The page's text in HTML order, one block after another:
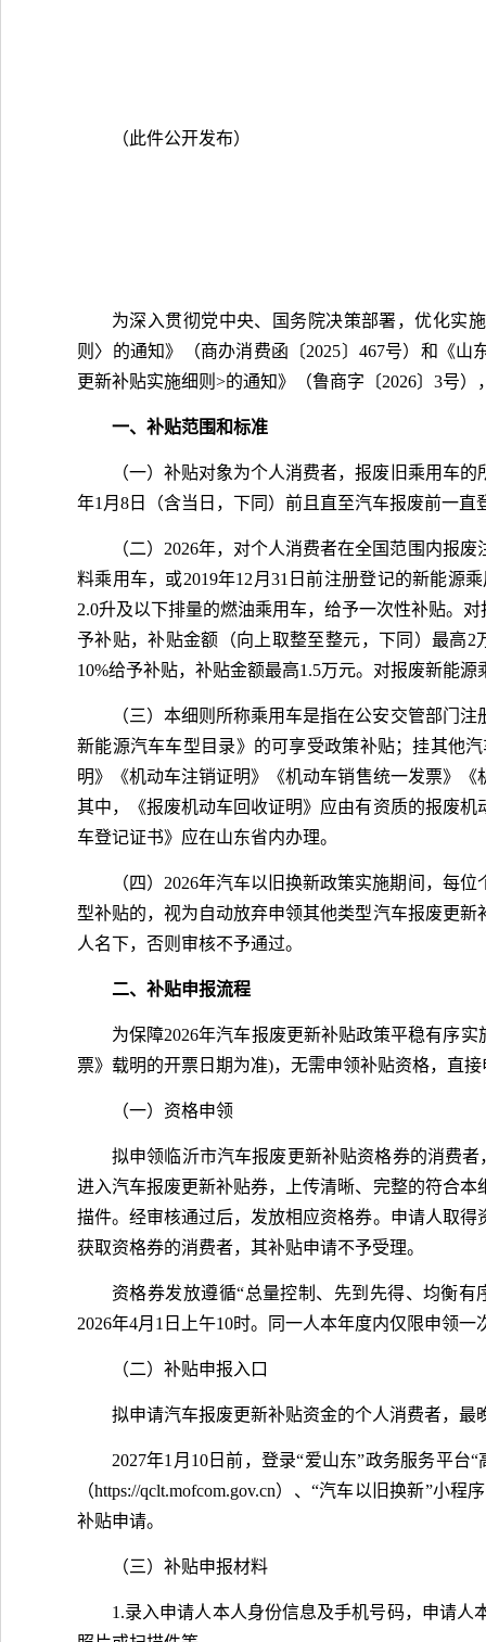
（此件公开发布）
为深入贯彻党中央、国务院决策部署，优化实
则〉的通知》（商办消费函〔2025〕467号）和《
更新补贴实施细则>的通知》（鲁商字〔2026〕3号）
一、补贴范围和标准
（一）补贴对象为个人消费者，报废旧乘用车
年1月8日（含当日，下同）前且直至汽车报废前一直
（二）2026年，对个人消费者在全国范围内报
料乘用车，或2019年12月31日前注册登记的新能源
2.0升及以下排量的燃油乘用车，给予一次性补贴。
予补贴，补贴金额（向上取整至整元，下同）最高
10%给予补贴，补贴金额最高1.5万元。对报废新能
（三）本细则所称乘用车是指在公安交管部门
新能源汽车车型目录》的可享受政策补贴；挂其他
明》《机动车注销证明》《机动车销售统一发票》《
其中，《报废机动车回收证明》应由有资质的报废
车登记证书》应在山东省内办理。
（四）2026年汽车以旧换新政策实施期间，每
型补贴的，视为自动放弃申领其他类型汽车报废更
人名下，否则审核不予通过。
二、补贴申报流程
为保障2026年汽车报废更新补贴政策平稳有序
票》载明的开票日期为准)，无需申领补贴资格，直
（一）资格申领
拟申领临沂市汽车报废更新补贴资格券的消费
进入汽车报废更新补贴券，上传清晰、完整的符合
描件。经审核通过后，发放相应资格券。申请人取
获取资格券的消费者，其补贴申请不予受理。
资格券发放遵循“总量控制、先到先得、均衡
2026年4月1日上午10时。同一人本年度内仅限申领
（二）补贴申报入口
拟申请汽车报废更新补贴资金的个人消费者，最
2027年1月10日前，登录“爱山东”政务服务平
（https://qclt.mofcom.gov.cn）、“汽车以旧换新”
补贴申请。
（三）补贴申报材料
1.录入申请人本人身份信息及手机号码，申请